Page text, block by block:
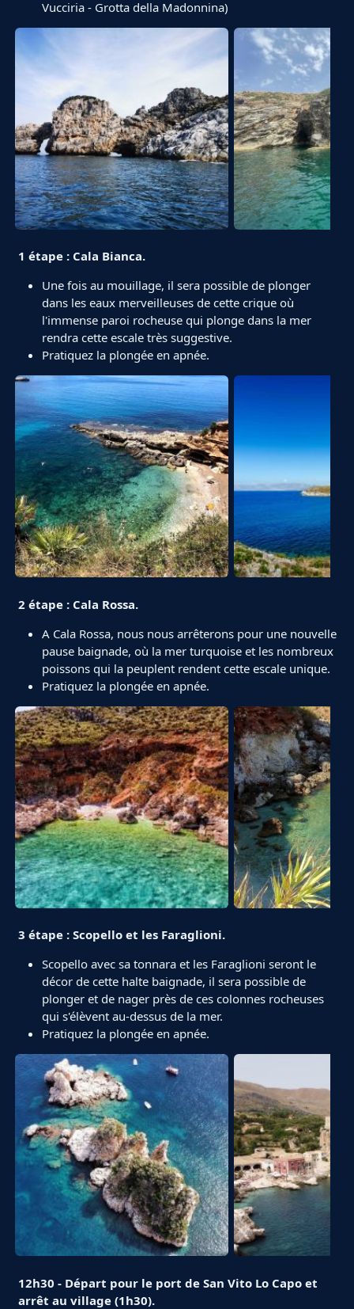
Vucciria - Grotta della Madonnina)
1 étape : Cala Bianca.
Une fois au mouillage, il sera possible de plonger
dans les eaux merveilleuses de cette crique où
l'immense paroi rocheuse qui plonge dans la mer
rendra cette escale très suggestive.
Pratiquez la plongée en apnée.
2 étape : Cala Rossa.
A Cala Rossa, nous nous arrêterons pour une nouvelle
pause baignade, où la mer turquoise et les nombreux
poissons qui la peuplent rendent cette escale unique.
Pratiquez la plongée en apnée.
3 étape : Scopello et les Faraglioni.
Scopello avec sa tonnara et les Faraglioni seront le
décor de cette halte baignade, il sera possible de
plonger et de nager près de ces colonnes rocheuses
qui s'élèvent au-dessus de la mer.
Pratiquez la plongée en apnée.
12h30 - Départ pour le port de San Vito Lo Capo et
arrêt au village (1h30).